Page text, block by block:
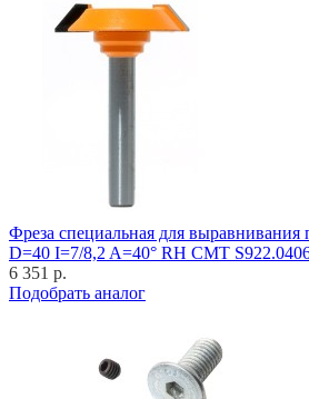
Фреза специальная для выравнивания
D=40 I=7/8,2 A=40° RH CMT
6 351 р.
Подобрать аналог